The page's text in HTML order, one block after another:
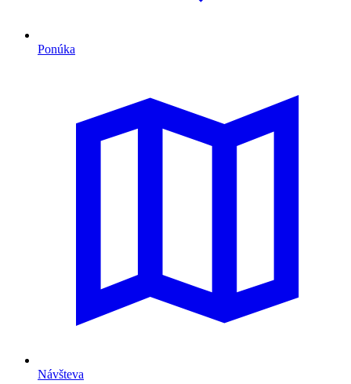
Ponúka
Návšteva